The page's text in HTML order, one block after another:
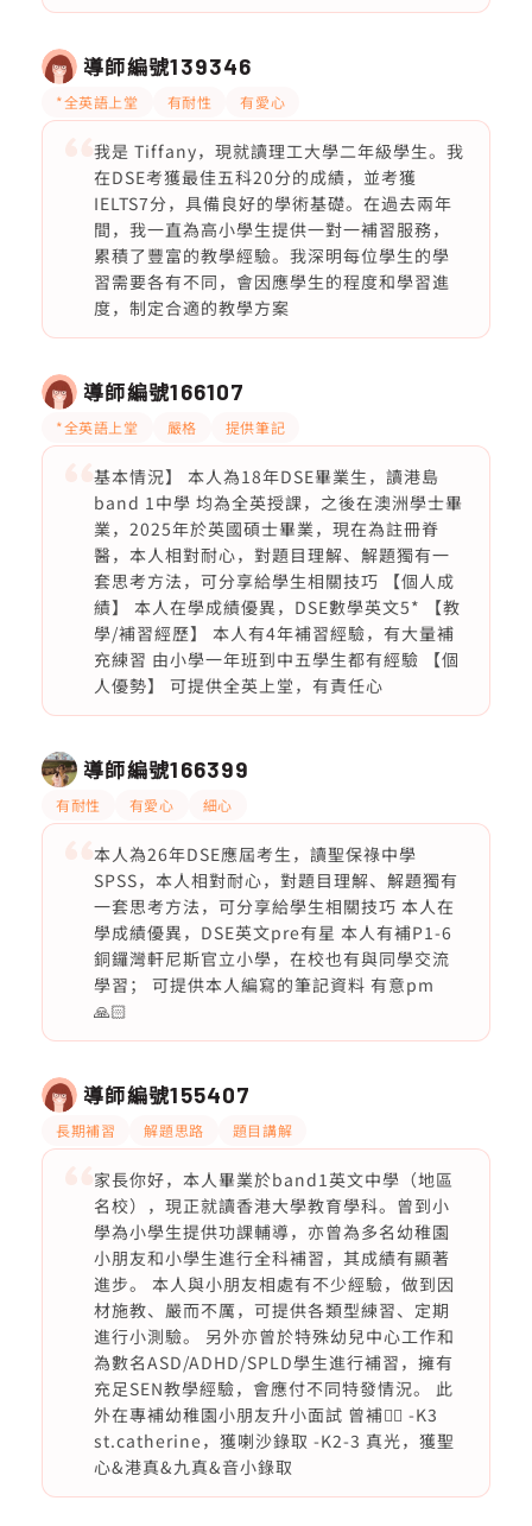
導師編號139346
*全英語上堂 有耐性 有愛心
我是 Tiffany，現就讀理工大學二年級學生。我
在DSE考獲最佳五科20分的成績，並考獲
IELTS7分，具備良好的學術基礎。在過去兩年
間，我一直為高小學生提供一對一補習服務，
累積了豐富的教學經驗。我深明每位學生的學
習需要各有不同，會因應學生的程度和學習進
度，制定合適的教學方案
導師編號166107
*全英語上堂 嚴格 提供筆記
基本情況】 本人為18年DSE畢業生，讀港島
band 1中學 均為全英授課，之後在澳洲學士畢
業，2025年於英國碩士畢業，現在為註冊脊
醫，本人相對耐心，對題目理解、解題獨有一
套思考方法，可分享給學生相關技巧 【個人成
績】 本人在學成績優異，DSE數學英文5* 【教
學/補習經歷】 本人有4年補習經驗，有大量補
充練習 由小學一年班到中五學生都有經驗 【個
人優勢】 可提供全英上堂，有責任心
導師編號166399
有耐性 有愛心 細心
本人為26年DSE應屆考生，讀聖保祿中學
SPSS，本人相對耐心，對題目理解、解題獨有
一套思考方法，可分享給學生相關技巧 本人在
學成績優異，DSE英文pre有星 本人有補P1-6
銅鑼灣軒尼斯官立小學，在校也有與同學交流
學習； 可提供本人編寫的筆記資料 有意pm
🙏🏻
導師編號155407
長期補習 解題思路 題目講解
家長你好，本人畢業於band1英文中學（地區
名校），現正就讀香港大學教育學科。曾到小
學為小學生提供功課輔導，亦曾為多名幼稚園
小朋友和小學生進行全科補習，其成績有顯著
進步。 本人與小朋友相處有不少經驗，做到因
材施教、嚴而不厲，可提供各類型練習、定期
進行小測驗。 另外亦曾於特殊幼兒中心工作和
為數名ASD/ADHD/SPLD學生進行補習，擁有
充足SEN教學經驗，會應付不同特發情況。 此
外在專補幼稚園小朋友升小面試 曾補👇🏻 -K3
st.catherine，獲喇沙錄取 -K2-3 真光，獲聖
心&港真&九真&音小錄取